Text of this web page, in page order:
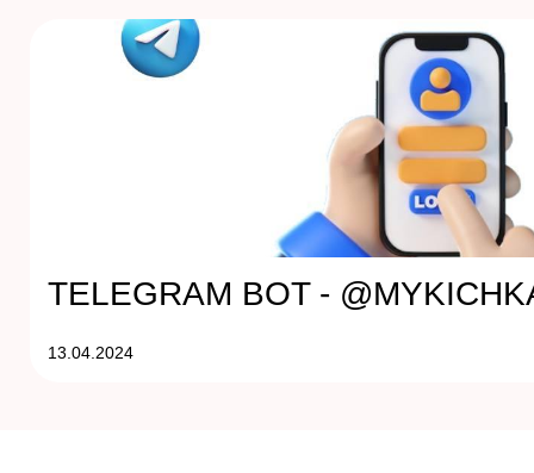
TELEGRAM BOT -
13.04.2024